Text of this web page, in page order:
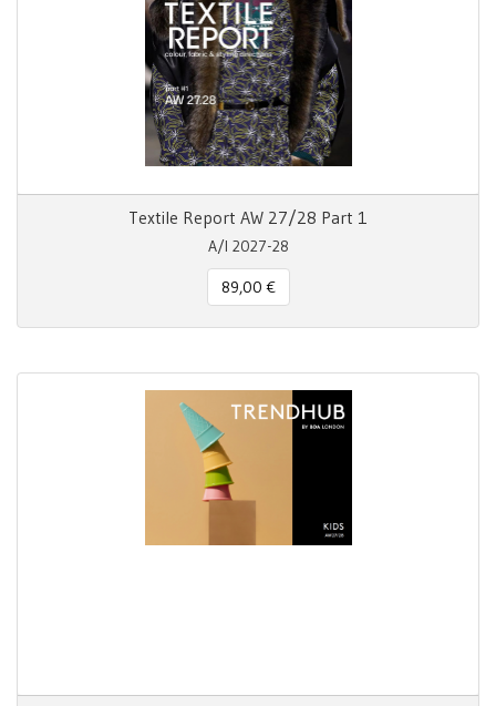
Textile Report AW 27/28 Part 1
A/I 2027-28
89,00 €